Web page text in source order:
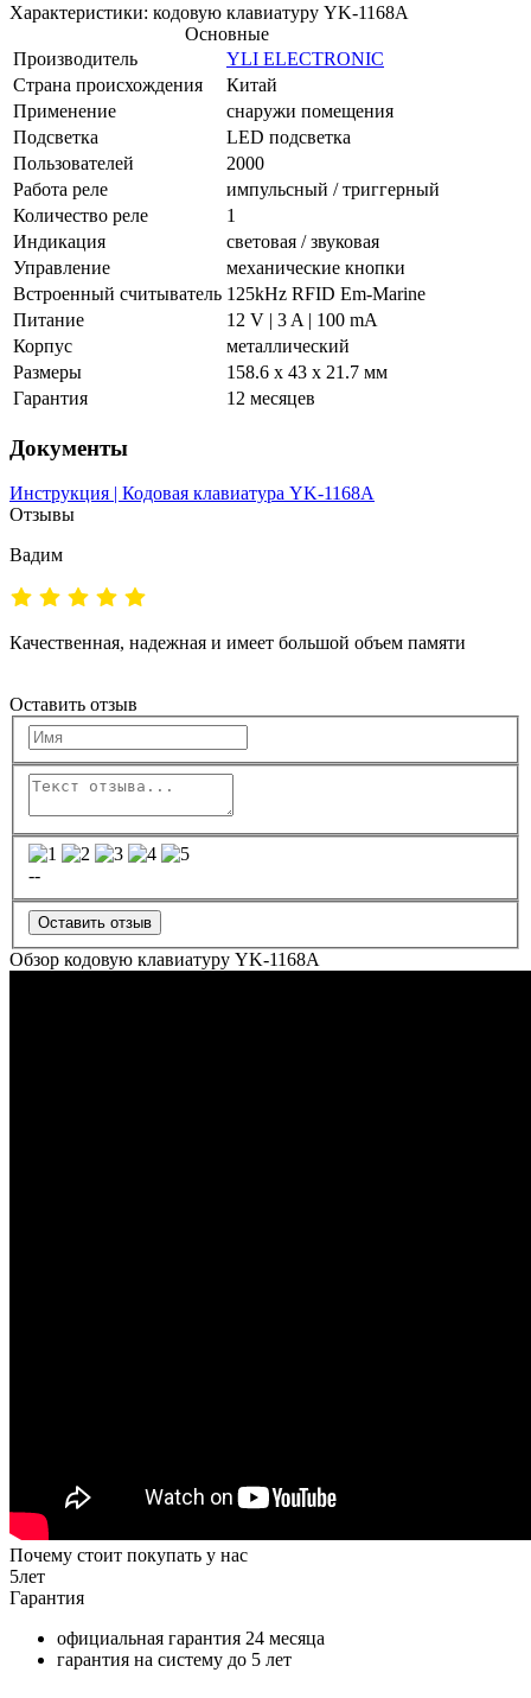
Характеристики: кодовую клавиатуру YK-1168A
Основные
Производитель
YLI ELECTRONIC
Страна происхождения
Китай
Применение
снаружи помещения
Подсветка
LED подсветка
Пользователей
2000
Работа реле
импульсный / триггерный
Количество реле
1
Индикация
световая / звуковая
Управление
механические кнопки
Встроенный считыватель 125kHz RFID Em-Marine
Питание
12 V | 3 A | 100 mA
Корпус
металлический
Размеры
158.6 x 43 x 21.7 мм
Гарантия
12 месяцев
Документы
Инструкция | Кодовая клавиатура YK-1168A
Отзывы
Вадим
Качественная, надежная и имеет большой объем памяти
Оставить отзыв
--
Оставить отзыв
Обзор кодовую клавиатуру YK-1168A
Почему стоит покупать у нас
5лет
Гарантия
официальная гарантия 24 месяца
гарантия на систему до 5 лет